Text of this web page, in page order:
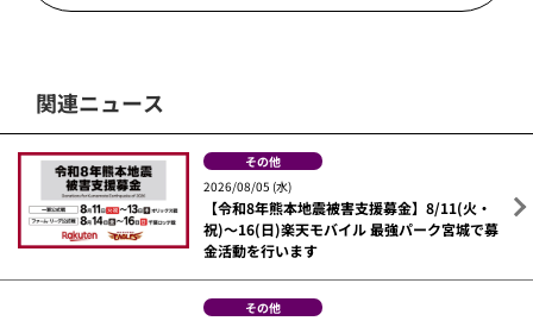
関連ニュース
その他
2026/08/05 (水)
【令和8年熊本地震被害支援募金】8/11(火・
祝)～16(日)楽天モバイル 最強パーク宮城で募
金活動を行います
その他